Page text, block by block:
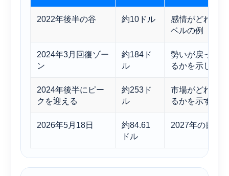
2022年後半の谷 約10ドル
感情がどれほ
ベルの例
2024年3月回復ゾー
ン
約184ド
ル
勢いが戻った
るかを示して
2024年後半にピー
クを迎える
約253ド
ル
市場がどれだ
るかを示す重
2026年5月18日
約84.61
ドル
2027年の目標